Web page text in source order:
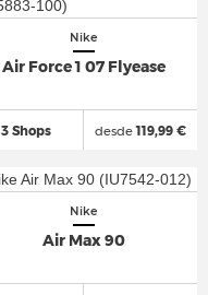
Nike
Air Force 1 07 Flyease
3 Shops desde119,99 €
Nike
Air Max 90